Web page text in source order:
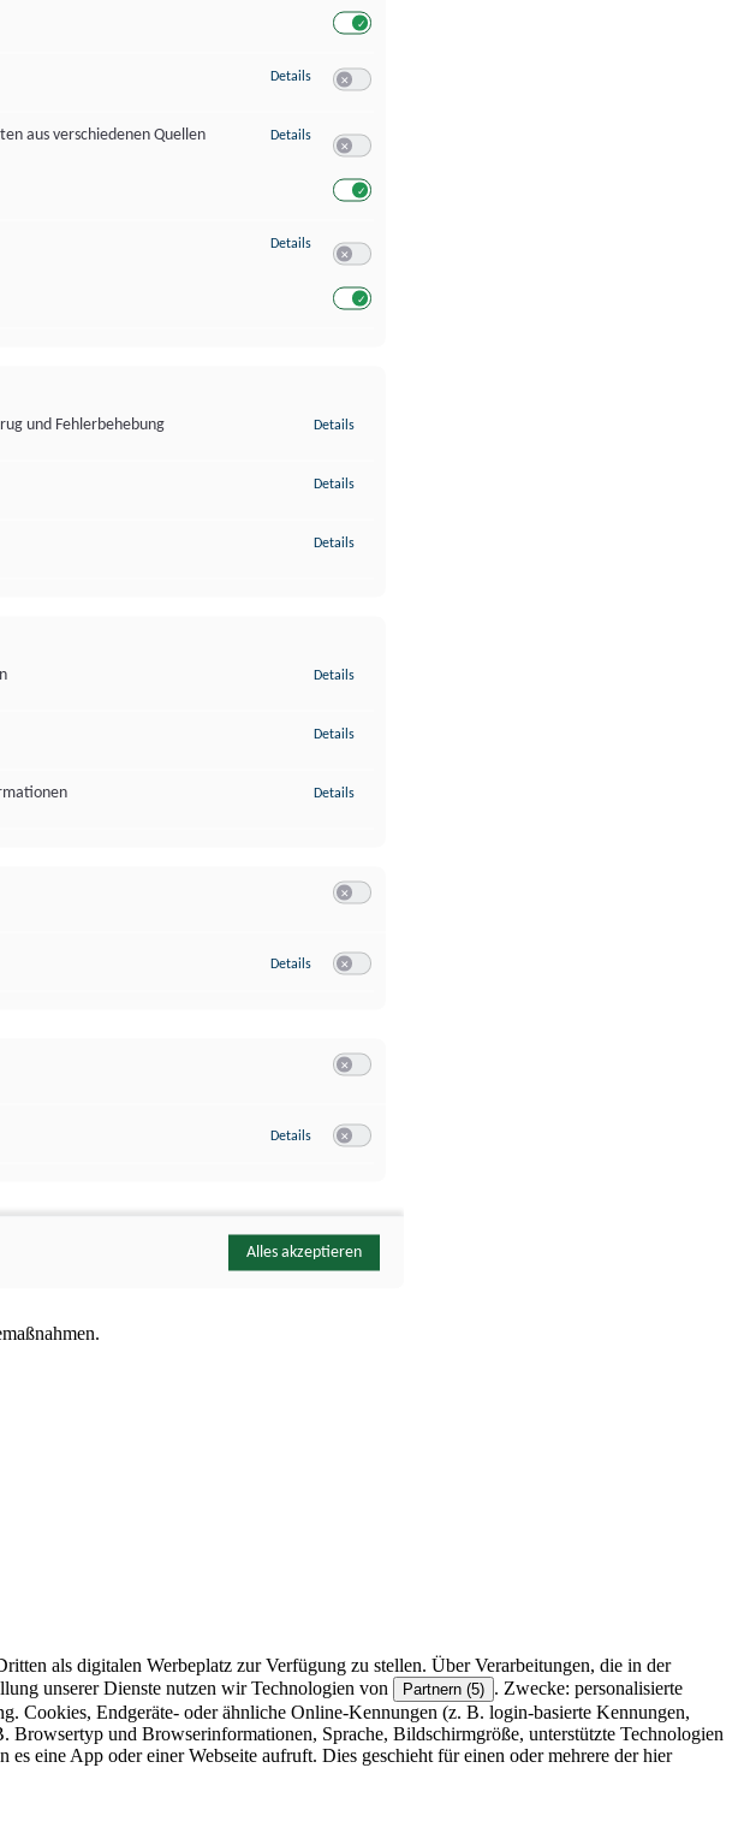
als digitalen Werbeplatz zur Verfügung zu stellen. Über Verarbeitungen, die in der
unserer Dienste nutzen wir Technologien von Partnern (5) . Zwecke: personalisierte
Cookies, Endgeräte- oder ähnliche Online-Kennungen (z. B. login-basierte Kennungen,
und Browserinformationen, Sprache, Bildschirmgröße, unterstützte Technologien
eine App oder einer Webseite aufruft. Dies geschieht für einen oder mehrere der hier
Details zu Messung der Performance von Inhalten
aus verschiedenen Quellen
Details zu Analyse von Zielgruppen durch Statistiken oder Kombinationen von
Details zu Entwicklung und Verbesserung der Angebote
und Fehlerbehebung
Details
Details
Details
Details
Details
Details
Details zu Google Analytics
Details zu YouTube
Alles akzeptieren